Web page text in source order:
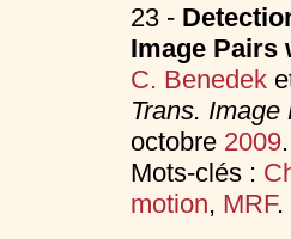
23 -
Image Pairs
C. Benedek
Trans.
octobre 2009.
Mots-clés :
motion, MRF.